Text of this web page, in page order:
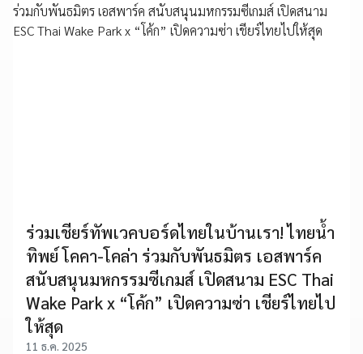
ร่วมเชียร์ทัพเวคบอร์ดไทยในบ้านเรา! ไทยน้ำ
ทิพย์ โคคา-โคล่า ร่วมกับพันธมิตร เอสพาร์ค
สนับสนุนมหกรรมซีเกมส์ เปิดสนาม ESC Thai
Wake Park x “โค้ก” เปิดความซ่า เชียร์ไทยไป
ให้สุด
11 ธ.ค. 2025